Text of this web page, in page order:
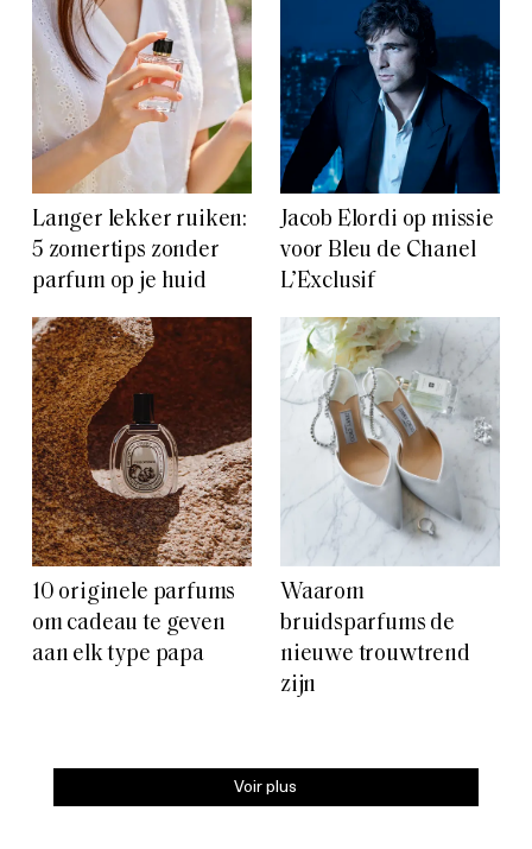
Langer lekker ruiken:
5 zomertips zonder
parfum op je huid
Jacob Elordi op missie
voor Bleu de Chanel
L’Exclusif
10 originele parfums
om cadeau te geven
aan elk type papa
Waarom
bruidsparfums de
nieuwe trouwtrend
zijn
Voir plus